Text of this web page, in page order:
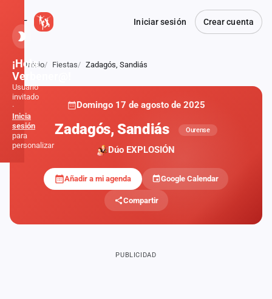
Iniciar sesión Crear cuenta
Atrás
Inicio Fiestas Zadagós, Sandiás
Domingo 17 de agosto de 2025
Zadagós, Sandiás Ourense
Dúo EXPLOSIÓN
Añadir a mi agenda Google Calendar
Compartir
PUBLICIDAD
¡Hola,
Verbener@!
Usuario
invitado
·
Inicia
sesión
para
personalizar